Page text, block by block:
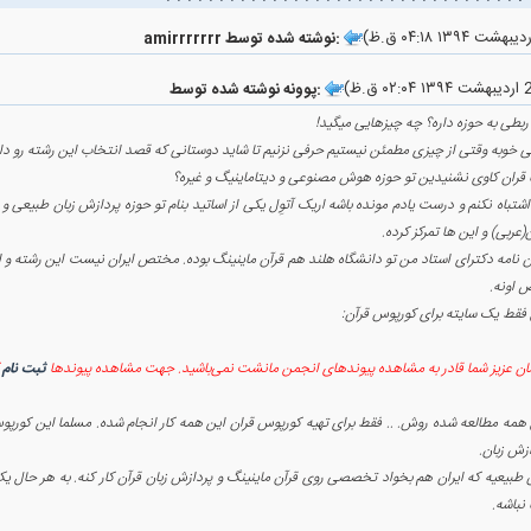
amirrrrrrr نوشته شده توسط:
پوونه نوشته شده توسط:
به حوزه داره؟ چه چیزهایی میگید!
خوبه وقتی از چیزی مطمئن نیستیم حرفی نزنیم تا شاید دوستانی که قصد انتخاب این رشته رو
قران کاوی نشنیدین تو حوزه هوش مصنوعی و دیتاماینیگ و غیره؟
اشتباه نکنم و درست یادم مونده باشه اریک آتوِل یکی از اساتید بنام تو حوزه پردازش زبان طبیعی
و این ها تمرکز کرده.
نامه دکترای استاد من تو دانشگاه هلند هم قرآن ماینینگ بوده. مختص ایران نیست این رشته
اونه.
فقط یک سایته برای کورپوس قرآن:
عزیز شما قادر به مشاهده پیوندهای انجمن مانشت نمی‌باشید. جهت مشاهده پیوندهاثبت نام
همه مطالعه شده روش. .. فقط برای تهیه کورپوس قران این همه کار انجام شده. مسلما این
زبان.
که ایران هم بخواد تخصصی روی قرآن ماینینگ و پردازش زبان قرآن کار کنه. به هر حال